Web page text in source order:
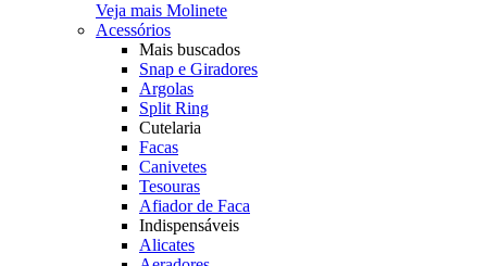
Veja mais Molinete
Acessórios
Mais buscados
Snap e Giradores
Argolas
Split Ring
Cutelaria
Facas
Canivetes
Tesouras
Afiador de Faca
Indispensáveis
Alicates